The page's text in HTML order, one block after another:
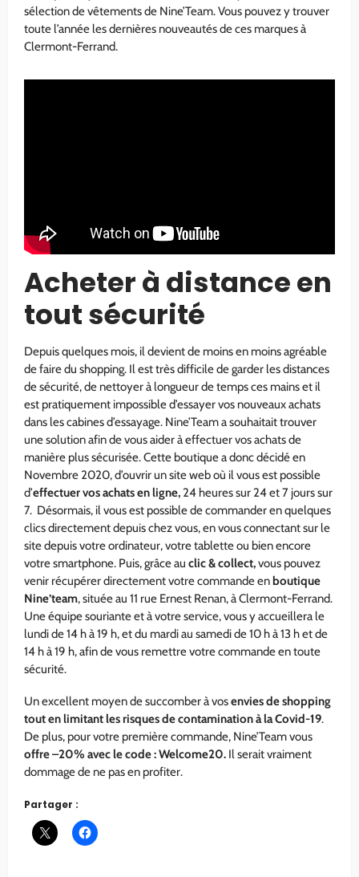
sélection de vêtements de Nine’Team. Vous pouvez y trouver
toute l’année les dernières nouveautés de ces marques à
Clermont-Ferrand.
Acheter à distance en
tout sécurité
Depuis quelques mois, il devient de moins en moins agréable
de faire du shopping. Il est très difficile de garder les distances
de sécurité, de nettoyer à longueur de temps ces mains et il
est pratiquement impossible d’essayer vos nouveaux achats
dans les cabines d’essayage. Nine’Team a souhaitait trouver
une solution afin de vous aider à effectuer vos achats de
manière plus sécurisée. Cette boutique a donc décidé en
Novembre 2020, d’ouvrir un site web où il vous est possible
d’effectuer vos achats en ligne, 24 heures sur 24 et 7 jours sur
7. Désormais, il vous est possible de commander en quelques
clics directement depuis chez vous, en vous connectant sur le
site depuis votre ordinateur, votre tablette ou bien encore
votre smartphone. Puis, grâce au clic & collect,vous pouvez
venir récupérer directement votre commande en boutique
Nine’team, située au 11 rue Ernest Renan, à Clermont-Ferrand.
Une équipe souriante et à votre service, vous y accueillera le
lundi de 14 h à 19 h, et du mardi au samedi de 10 h à 13 h et de
14 h à 19 h, afin de vous remettre votre commande en toute
sécurité.
Un excellent moyen de succomber à vosenvies de shopping
tout en limitant les risques de contamination à la Covid-19.
De plus, pour votre première commande, Nine’Team vous
offre –20% avec le code : Welcome20. Il serait vraiment
dommage de ne pas en profiter.
Partager :